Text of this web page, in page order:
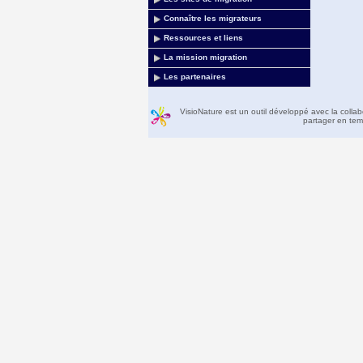
Connaître les migrateurs
Ressources et liens
La mission migration
Les partenaires
VisioNature est un outil développé avec la
partager en